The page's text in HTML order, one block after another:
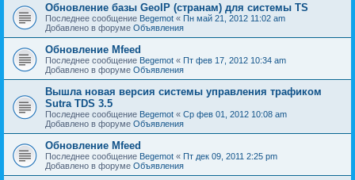
Обновление базы GeoIP (странам) для системы TS
Последнее сообщение Begemot « Пн май 21, 2012 11:02 am
Добавлено в форуме Объявления
Обновление Mfeed
Последнее сообщение Begemot « Пт фев 17, 2012 10:34 am
Добавлено в форуме Объявления
Вышла новая версия системы управления трафиком
Sutra TDS 3.5
Последнее сообщение Begemot « Ср фев 01, 2012 10:08 am
Добавлено в форуме Объявления
Обновление Mfeed
Последнее сообщение Begemot « Пт дек 09, 2011 2:25 pm
Добавлено в форуме Объявления